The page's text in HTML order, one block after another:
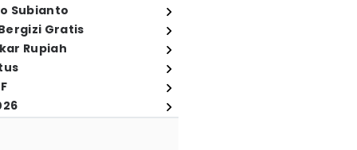
Subianto
Gratis
Rupiah